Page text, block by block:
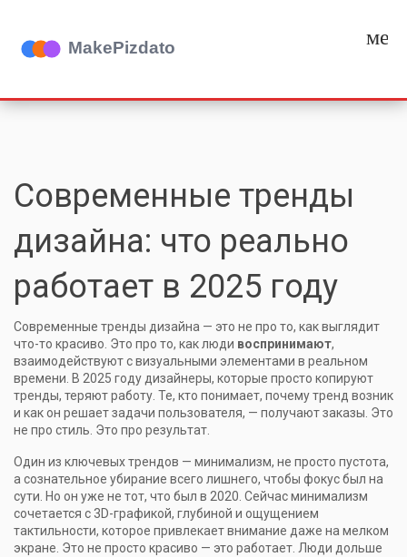
Современные тренды
дизайна: что реально
работает в 2025 году
Современные тренды дизайна — это не про то, как выглядит
что-то красиво. Это про то, как люди воспринимают,
взаимодействуют с визуальными элементами в реальном
времени . В 2025 году дизайнеры, которые просто копируют
тренды, теряют работу. Те, кто понимает, почему тренд возник
и как он решает задачи пользователя, — получают заказы. Это
не про стиль. Это про результат.
Один из ключевых трендов — минимализм, не просто пустота,
а сознательное убирание всего лишнего, чтобы фокус был на
сути . Но он уже не тот, что был в 2020. Сейчас минимализм
сочетается с3D-графикой, глубиной и ощущением
тактильности, которое привлекает внимание даже на мелком
экране . Это не просто красиво — это работает. Люди дольше